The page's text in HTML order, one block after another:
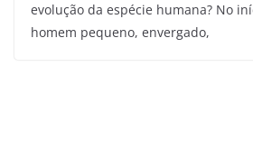
evolução da espécie humana? No
homem pequeno, envergado,